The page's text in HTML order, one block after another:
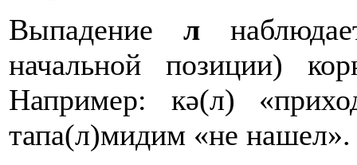
Выпадениел
начальной позиции)
Например: кә(л)
тапа(л)мидим «не нашел».